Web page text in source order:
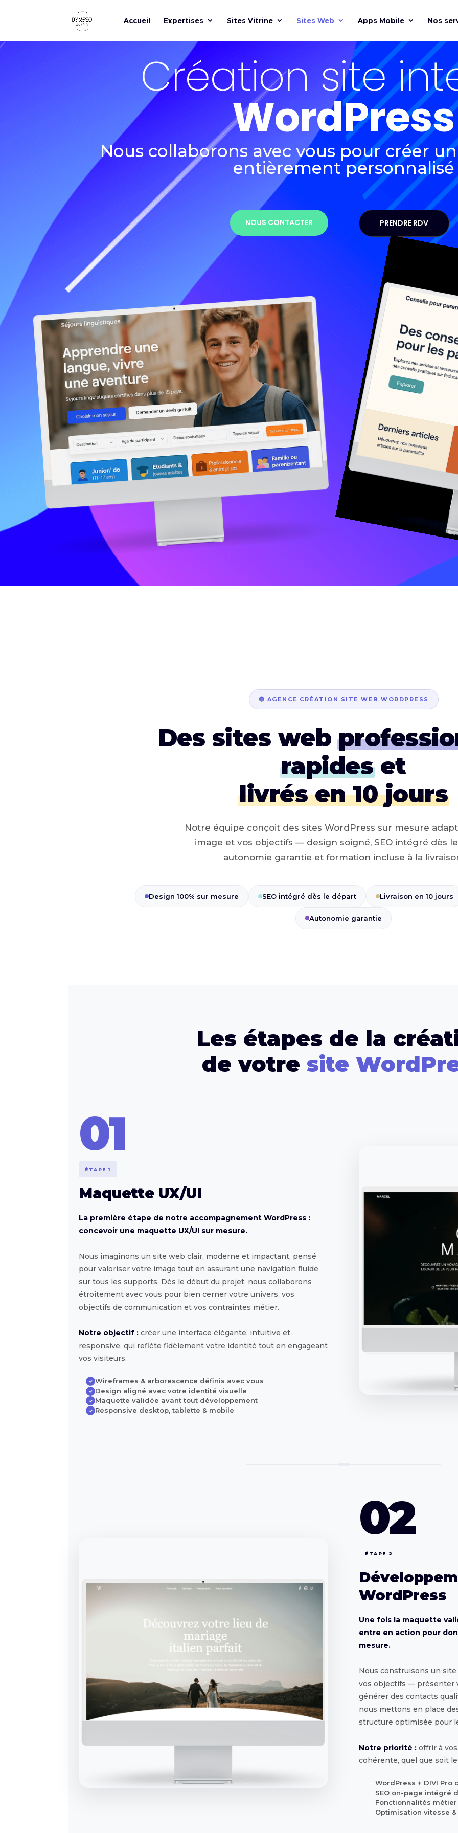
Accueil Expertises Sites Vitrine Sites Web Apps Mobile Nos
Création site
WordPress
Nous collaborons avec vous pour créer
entièrement personnalisé
NOUS CONTACTER PRENDRE RDV
🔵 AGENCE CRÉATION SITE WEB WORDPRESS
Des sites web
rapideset
livrés en 10 jours
Notre équipe conçoit des sites WordPress sur mesure
image et vos objectifs — design soigné, SEO intégré dès
autonomie garantie et formation incluse à la
Design 100% sur mesure SEO intégré dès le départ Livraison en 10 jours
Autonomie garantie
Les étapes de la
de votre site
01
ÉTAPE 1
Maquette UX/UI
La première étape de notre accompagnement WordPress :
concevoir une maquette UX/UI sur mesure.
Nous imaginons un site web clair, moderne et impactant, pensé
pour valoriser votre image tout en assurant une navigation fluide
sur tous les supports. Dès le début du projet, nous collaborons
étroitement avec vous pour bien cerner votre univers, vos
objectifs de communication et vos contraintes métier.
Notre objectif : créer une interface élégante, intuitive et
responsive, qui reflète fidèlement votre identité tout en engageant
vos visiteurs.
✓ Wireframes & arborescence définis avec vous
✓ Design aligné avec votre identité visuelle
✓ Maquette validée avant tout développement
✓ Responsive desktop, tablette & mobile
02
ÉTAPE 2
WordPress
Une fois la maquette
entre en action pour
mesure.
Nous construisons un
vos objectifs — présenter
générer des contacts
nous mettons en place
structure optimisée pour
Notre priorité : offrir à
cohérente, quel que soit
WordPress + DIVI Pro
SEO on-page intégré
Fonctionnalités
Optimisation vitesse &